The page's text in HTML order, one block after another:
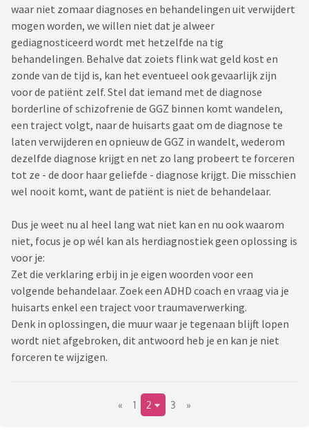
waar niet zomaar diagnoses en behandelingen uit verwijdert
mogen worden, we willen niet dat je alweer
gediagnosticeerd wordt met hetzelfde na tig
behandelingen. Behalve dat zoiets flink wat geld kost en
zonde van de tijd is, kan het eventueel ook gevaarlijk zijn
voor de patiënt zelf. Stel dat iemand met de diagnose
borderline of schizofrenie de GGZ binnen komt wandelen,
een traject volgt, naar de huisarts gaat om de diagnose te
laten verwijderen en opnieuw de GGZ in wandelt, wederom
dezelfde diagnose krijgt en net zo lang probeert te forceren
tot ze - de door haar geliefde - diagnose krijgt. Die misschien
wel nooit komt, want de patiënt is niet de behandelaar.
Dus je weet nu al heel lang wat niet kan en nu ook waarom
niet, focus je op wél kan als herdiagnostiek geen oplossing is
voor je:
Zet die verklaring erbij in je eigen woorden voor een
volgende behandelaar. Zoek een ADHD coach en vraag via je
huisarts enkel een traject voor traumaverwerking.
Denk in oplossingen, die muur waar je tegenaan blijft lopen
wordt niet afgebroken, dit antwoord heb je en kan je niet
forceren te wijzigen.
« 1 2 3 »